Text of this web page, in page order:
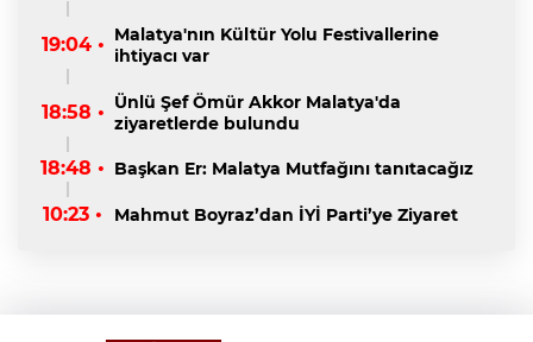
19:04 • Malatya'nın Kültür Yolu Festivallerine
ihtiyacı var
18:58 • Ünlü Şef Ömür Akkor Malatya'da
ziyaretlerde bulundu
18:48 • Başkan Er: Malatya Mutfağını tanıtacağız
10:23 • Mahmut Boyraz’dan İYİ Parti’ye Ziyaret